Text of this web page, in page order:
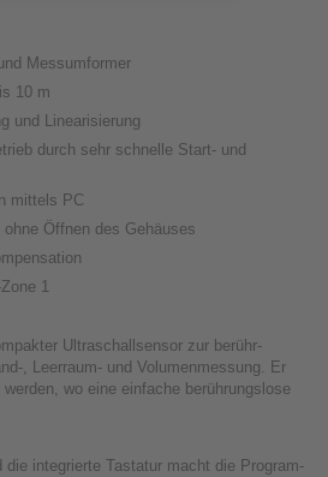
Messumformer
10 m
und Linearisierung
durch sehr schnelle Start- und
mittels PC
Öffnen des Gehäuses
1
Ultraschallsensor zur be­rühr­
, Leerraum- und Vo­lu­men­messung. Er
wo eine einfache berührungslose
die integrierte Tastatur macht die Pro­gram­